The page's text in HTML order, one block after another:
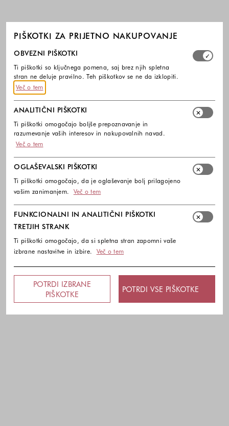
PIŠKOTKI ZA PRIJETNO NAKUPOVANJE
Izberite, katere skupine piškotkov dovolite. Obvezni
OBVEZNI PIŠKOTKI
Ti piškotki so ključnega pomena, saj brez njih spletna
stran ne deluje pravilno. Teh piškotkov se ne da izklopiti.
Več o tem
ANALITIČNI PIŠKOTKI
Ti piškotki omogočajo boljše prepoznavanje in
razumevanje vaših interesov in nakupovalnih navad.
Več o tem
OGLAŠEVALSKI PIŠKOTKI
Ti piškotki omogočajo, da je oglaševanje bolj prilagojeno
vašim zanimanjem.
Več o tem
FUNKCIONALNI IN ANALITIČNI PIŠKOTKI
TRETJIH STRANK
Ti piškotki omogočajo, da si spletna stran zapomni vaše
izbrane nastavitve in izbire.
Več o tem
POTRDI IZBRANE
PIŠKOTKE
POTRDI VSE PIŠKOTKE